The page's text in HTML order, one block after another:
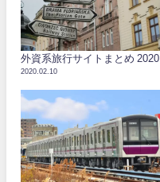
外資系旅行サイトまとめ 2020
2020.02.10